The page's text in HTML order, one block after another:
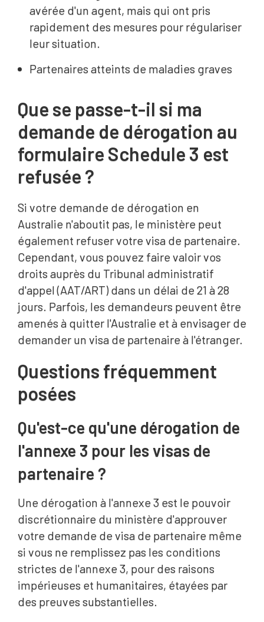
avérée d'un agent, mais qui ont pris
rapidement des mesures pour régulariser
leur situation.
Partenaires atteints de maladies graves
Que se passe-t-il si ma
demande de dérogation au
formulaire Schedule 3 est
refusée ?
Si votre demande de dérogation en
Australie n'aboutit pas, le ministère peut
également refuser votre visa de partenaire.
Cependant, vous pouvez faire valoir vos
droits auprès du Tribunal administratif
d'appel (AAT/ART) dans un délai de 21 à 28
jours. Parfois, les demandeurs peuvent être
amenés à quitter l'Australie et à envisager de
demander un visa de partenaire à l'étranger.
Questions fréquemment
posées
Qu'est-ce qu'une dérogation de
l'annexe 3 pour les visas de
partenaire ?
Une dérogation à l'annexe 3 est le pouvoir
discrétionnaire du ministère d'approuver
votre demande de visa de partenaire même
si vous ne remplissez pas les conditions
strictes de l'annexe 3, pour des raisons
impérieuses et humanitaires, étayées par
des preuves substantielles.